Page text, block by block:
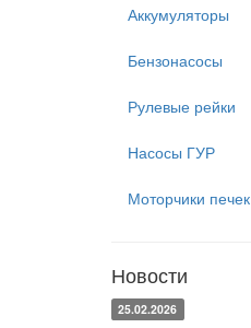
Аккумуляторы
Бензонасосы
Рулевые рейки
Насосы ГУР
Моторчики печек
Новости
25.02.2026